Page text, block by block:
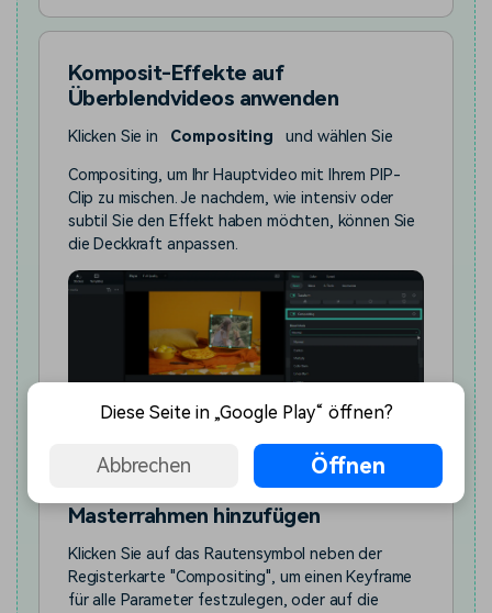
Komposit-Effekte auf
Überblendvideos anwenden
Klicken Sie in Compositing und wählen Sie
Compositing, um Ihr Hauptvideo mit Ihrem PIP-
Clip zu mischen. Je nachdem, wie intensiv oder
subtil Sie den Effekt haben möchten, können Sie
die Deckkraft anpassen.
Anwenden von Compositing-Effekten auf
überblendete Videos
Masterrahmen hinzufügen
Klicken Sie auf das Rautensymbol neben der
Registerkarte "Compositing", um einen Keyframe
für alle Parameter festzulegen, oder auf die
Diese Seite in „Google Play“ öffnen?
Abbrechen Öffnen